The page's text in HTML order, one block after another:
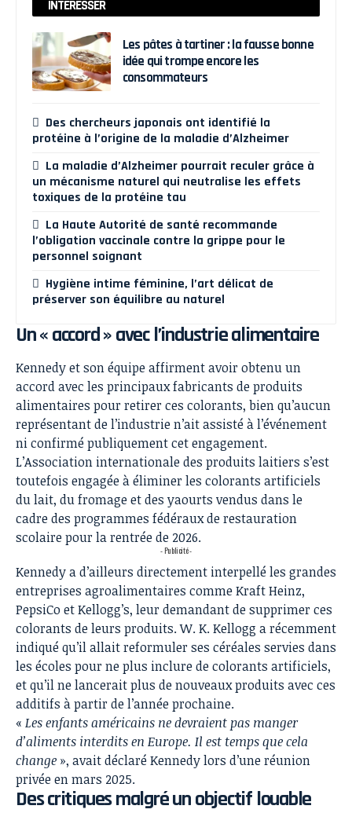
INTÉRESSER
Les pâtes à tartiner : la fausse bonne
idée qui trompe encore les
consommateurs
Des chercheurs japonais ont identifié la
protéine à l’origine de la maladie d’Alzheimer
La maladie d’Alzheimer pourrait reculer grâce à
un mécanisme naturel qui neutralise les effets
toxiques de la protéine tau
La Haute Autorité de santé recommande
l’obligation vaccinale contre la grippe pour le
personnel soignant
Hygiène intime féminine, l’art délicat de
préserver son équilibre au naturel
Un « accord » avec l’industrie alimentaire
Kennedy et son équipe affirment avoir obtenu un
accord avec les principaux fabricants de produits
alimentaires pour retirer ces colorants, bien qu’aucun
représentant de l’industrie n’ait assisté à l’événement
ni confirmé publiquement cet engagement.
L’Association internationale des produits laitiers s’est
toutefois engagée à éliminer les colorants artificiels
du lait, du fromage et des yaourts vendus dans le
cadre des programmes fédéraux de restauration
scolaire pour la rentrée de 2026.
- Publicité -
Kennedy a d’ailleurs directement interpellé les grandes
entreprises agroalimentaires comme Kraft Heinz,
PepsiCo et Kellogg’s, leur demandant de supprimer ces
colorants de leurs produits. W. K. Kellogg a récemment
indiqué qu’il allait reformuler ses céréales servies dans
les écoles pour ne plus inclure de colorants artificiels,
et qu’il ne lancerait plus de nouveaux produits avec ces
additifs à partir de l’année prochaine.
« Les enfants américains ne devraient pas manger
d’aliments interdits en Europe. Il est temps que cela
change », avait déclaré Kennedy lors d’une réunion
privée en mars 2025.
Des critiques malgré un objectif louable